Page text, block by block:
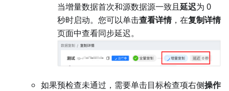
当增量数据首次和源数据源一致且延迟为 0
秒时启动。您可以单击查看详情，在复制详情
页面中查看同步延迟。
如果预检查未通过，需要单击目标检查项右侧操作